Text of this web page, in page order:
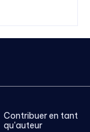
Contribuer en tant
qu'auteur